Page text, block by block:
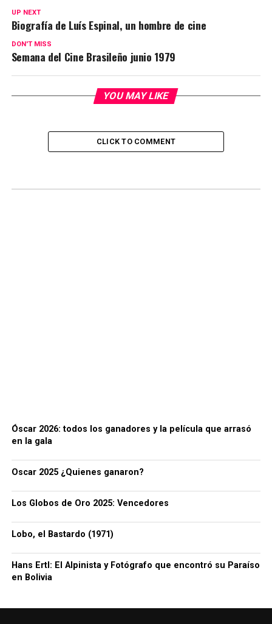
UP NEXT
Biografía de Luís Espinal, un hombre de cine
DON'T MISS
Semana del Cine Brasileño junio 1979
YOU MAY LIKE
CLICK TO COMMENT
Óscar 2026: todos los ganadores y la película que arrasó
en la gala
Oscar 2025 ¿Quienes ganaron?
Los Globos de Oro 2025: Vencedores
Lobo, el Bastardo (1971)
Hans Ertl: El Alpinista y Fotógrafo que encontró su Paraíso
en Bolivia